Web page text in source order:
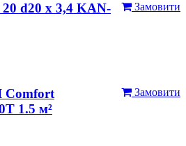
Замовити
d20 х 3,4 KAN-
Замовити
Comfort
1.5 м²